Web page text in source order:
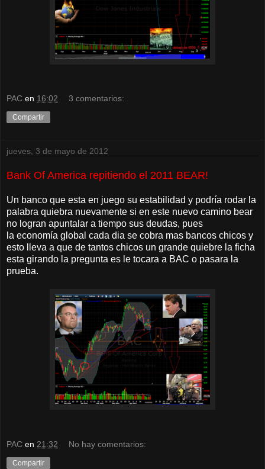
PAC en 16:02 3 comentarios:
Compartir
jueves, 3 de mayo de 2012
Bank Of America repitiendo el 2011 BEAR!
Un banco que esta en juego su estabilidad y podría rodar la
palabra quiebra nuevamente si en este nuevo camino bear
no logran apuntalar a tiempo sus deudas, pues
la economía global cada dia se cobra mas bancos chicos y
esto lleva a que de tantos chicos un grande quiebre la ficha
esta girando la pregunta es le tocara a BAC o pasara la
prueba.
PAC en 21:32 No hay comentarios:
Compartir